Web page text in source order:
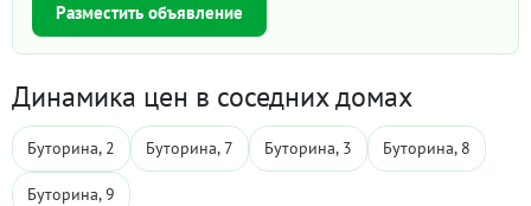
Разместить объявление
Динамика цен в соседних домах
Буторина, 2 Буторина, 7 Буторина, 3 Буторина, 8
Буторина, 9